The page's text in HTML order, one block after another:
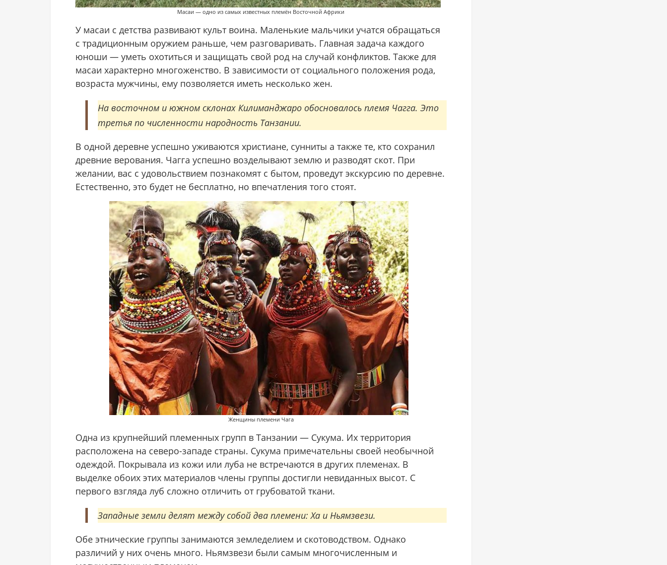
Масаи — одно из самых известных племён Восточной Африки
У масаи с детства развивают культ воина. Маленькие мальчики учатся обращаться
с традиционным оружием раньше, чем разговаривать. Главная задача каждого
юноши — уметь охотиться и защищать свой род на случай конфликтов. Также для
масаи характерно многоженство. В зависимости от социального положения рода,
возраста мужчины, ему позволяется иметь несколько жен.
На восточном и южном склонах Килиманджаро обосновалось племя Чагга. Это
третья по численности народность Танзании.
В одной деревне успешно уживаются христиане, сунниты а также те, кто сохранил
древние верования. Чагга успешно возделывают землю и разводят скот. При
желании, вас с удовольствием познакомят с бытом, проведут экскурсию по деревне.
Естественно, это будет не бесплатно, но впечатления того стоят.
Женщины племени Чага
Одна из крупнейший племенных групп в Танзании — Сукума. Их территория
расположена на северо-западе страны. Сукума примечательны своей необычной
одеждой. Покрывала из кожи или луба не встречаются в других племенах. В
выделке обоих этих материалов члены группы достигли невиданных высот. С
первого взгляда луб сложно отличить от грубоватой ткани.
Западные земли делят между собой два племени: Ха и Ньямзвези.
Обе этнические группы занимаются земледелием и скотоводством. Однако
различий у них очень много. Ньямзвези были самым многочисленным и